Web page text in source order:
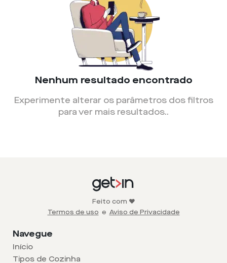
Nenhum resultado encontrado
Experimente alterar os parâmetros dos filtros
para ver mais resultados..
Feito com ❤️
Termos de uso e Aviso de Privacidade
Navegue
Início
Tipos de Cozinha